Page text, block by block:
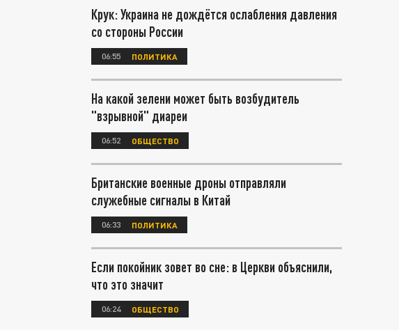
Крук: Украина не дождётся ослабления давления
со стороны России
06:55 ПОЛИТИКА
На какой зелени может быть возбудитель
"взрывной" диареи
06:52 ОБЩЕСТВО
Британские военные дроны отправляли
служебные сигналы в Китай
06:33 ПОЛИТИКА
Если покойник зовет во сне: в Церкви объяснили,
что это значит
06:24 ОБЩЕСТВО